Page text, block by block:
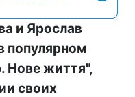
и Ярослав
популярном
Нове життя",
своих